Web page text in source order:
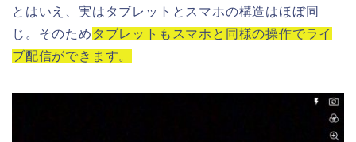
とはいえ、実はタブレットとスマホの構造はほぼ同
じ。そのため タブレットもスマホと同様の操作でライ
ブ配信ができます。